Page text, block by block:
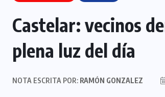
Castelar: vecinos
plena luz del día
NOTA ESCRITA POR: RAMÓN GONZALEZ